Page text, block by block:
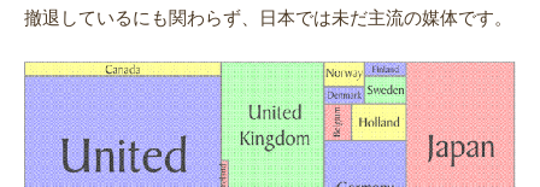
撤退しているにも関わらず、日本では未だ主流の媒体です。